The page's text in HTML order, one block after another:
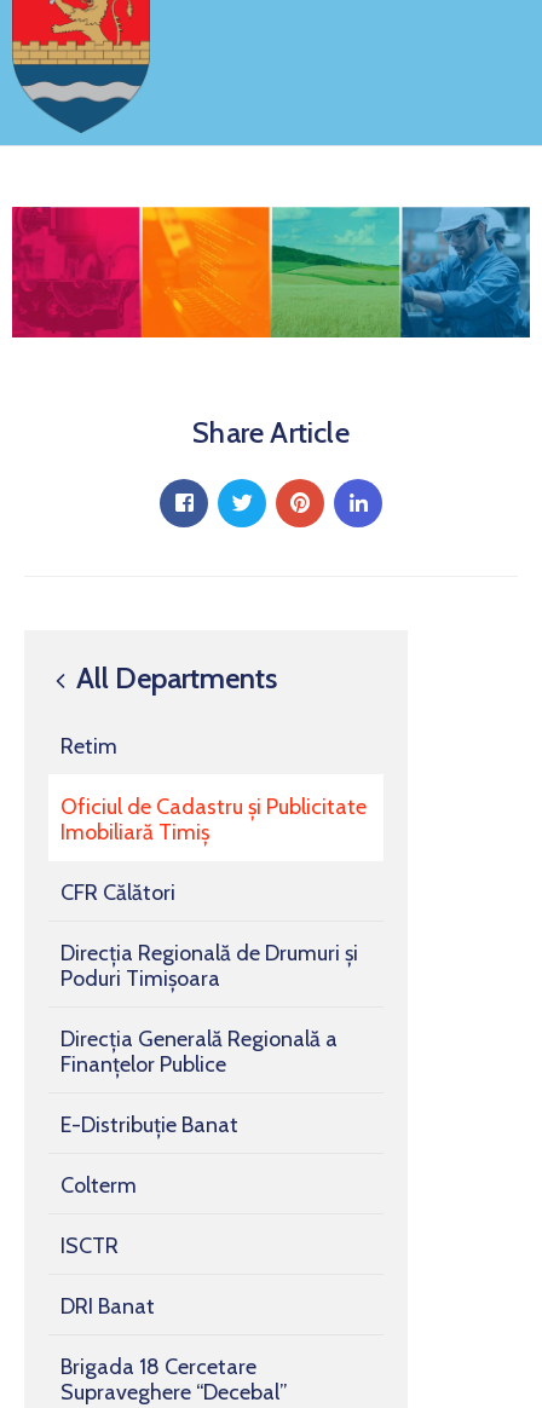
All Departments
Retim
Oficiul de Cadastru și Publicitate
Imobiliară Timiș
CFR Călători
Direcția Regională de Drumuri și
Poduri Timișoara
Direcția Generală Regională a
Finanțelor Publice
E-Distribuție Banat
Colterm
ISCTR
DRI Banat
Brigada 18 Cercetare
Supraveghere “Decebal”
Share Article